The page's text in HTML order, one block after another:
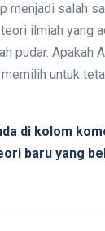
menjadi salah
ilmiah yang
pudar. Apakah
untuk
di kolom
baru yang